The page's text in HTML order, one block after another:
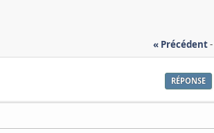
« Précédent-
RÉPONSE